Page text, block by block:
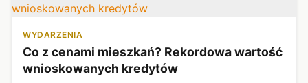
WYDARZENIA
Co z cenami mieszkań? Rekordowa wartość
wnioskowanych kredytów